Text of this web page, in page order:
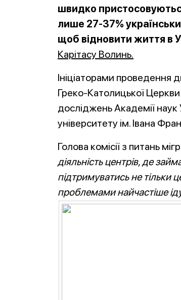
швидко
лише 27-37%
щоб відновити життя в
Карітасу Волинь.
Ініціаторами проведення
Греко-Католицької Церкви
досліджень Академії наук
університету ім. Івана
Голова комісії з питань
діяльність центрів, де
підтримуватись не тільки
проблемами найчастіше